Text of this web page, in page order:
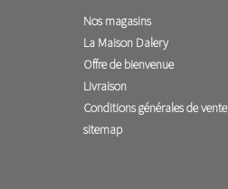
Nos magasins
La Maison Dalery
Offre de bienvenue
Livraison
Conditions générales de vente
sitemap